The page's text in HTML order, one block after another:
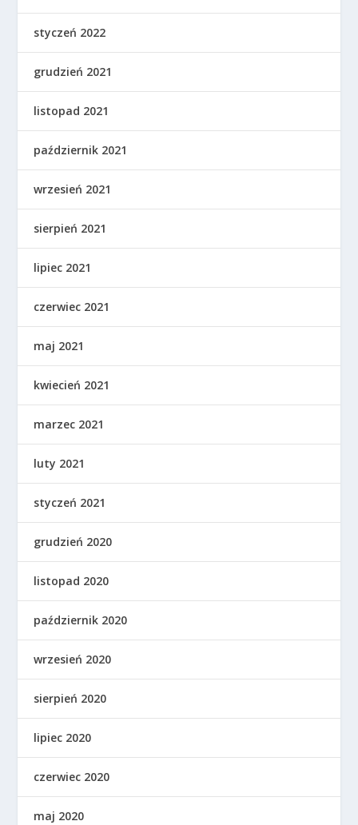
styczeń 2022
grudzień 2021
listopad 2021
październik 2021
wrzesień 2021
sierpień 2021
lipiec 2021
czerwiec 2021
maj 2021
kwiecień 2021
marzec 2021
luty 2021
styczeń 2021
grudzień 2020
listopad 2020
październik 2020
wrzesień 2020
sierpień 2020
lipiec 2020
czerwiec 2020
maj 2020